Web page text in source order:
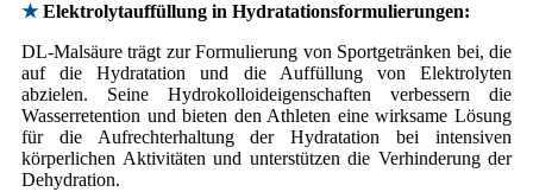
★ Elektrolytauffüllung in Hydratationsformulierungen:
DL-Malsäure trägt zur Formulierung von Sportgetränken bei, die
auf die Hydratation und die Auffüllung von Elektrolyten
abzielen. Seine Hydrokolloideigenschaften verbessern die
Wasserretention und bieten den Athleten eine wirksame Lösung
für die Aufrechterhaltung der Hydratation bei intensiven
körperlichen Aktivitäten und unterstützen die Verhinderung der
Dehydration.